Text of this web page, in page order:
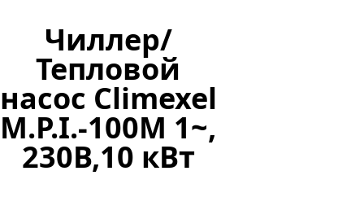
Чиллер/
Тепловой
насос Climexel
M.P.I.-100M 1~,
230В,10 кВт